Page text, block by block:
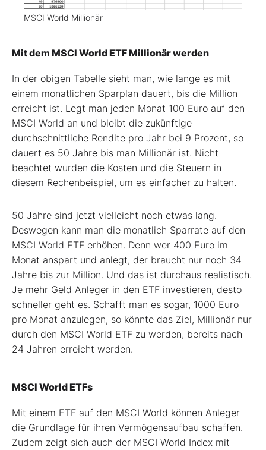
MSCI World Millionär
Mit dem MSCI World ETF Millionär werden
In der obigen Tabelle sieht man, wie lange es mit
einem monatlichen Sparplan dauert, bis die Million
erreicht ist. Legt man jeden Monat 100 Euro auf den
MSCI World an und bleibt die zukünftige
durchschnittliche Rendite pro Jahr bei 9 Prozent, so
dauert es 50 Jahre bis man Millionär ist. Nicht
beachtet wurden die Kosten und die Steuern in
diesem Rechenbeispiel, um es einfacher zu halten.
50 Jahre sind jetzt vielleicht noch etwas lang.
Deswegen kann man die monatlich Sparrate auf den
MSCI World ETF erhöhen. Denn wer 400 Euro im
Monat anspart und anlegt, der braucht nur noch 34
Jahre bis zur Million. Und das ist durchaus realistisch.
Je mehr Geld Anleger in den ETF investieren, desto
schneller geht es. Schafft man es sogar, 1000 Euro
pro Monat anzulegen, so könnte das Ziel, Millionär nur
durch den MSCI World ETF zu werden, bereits nach
24 Jahren erreicht werden.
MSCI World ETFs
Mit einem ETF auf den MSCI World können Anleger
die Grundlage für ihren Vermögensaufbau schaffen.
Zudem zeigt sich auch der MSCI World Index mit